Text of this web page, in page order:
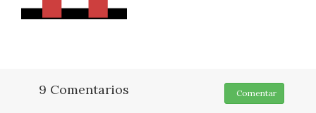
9 Comentarios Comentar